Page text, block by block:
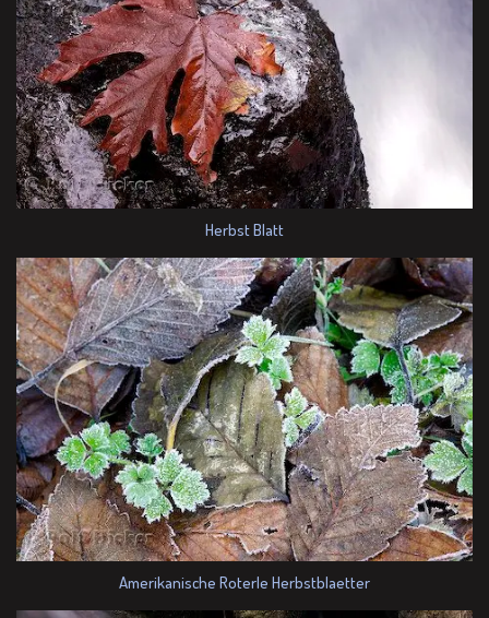
Herbst Blatt
Amerikanische Roterle Herbstblaetter